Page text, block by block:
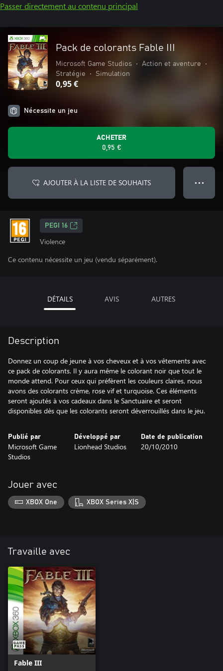
Passer directement au contenu principal
Pack de colorants Fable III
Microsoft Game Studios • Action et aventure
•
Stratégie
• Simulation
0,95 €
Nécessite un jeu
ACHETER
0,95 €
AJOUTER À LA LISTE DE SOUHAITS ● ● ●
PEGI 16
Violence
Ce contenu nécessite un jeu (vendu séparément).
DÉTAILS AVIS AUTRES
Description
Donnez un coup de jeune à vos cheveux et à vos vêtements avec
ce pack de colorants. Il y aura même le colorant noir que tout le
monde attend. Pour ceux qui préfèrent les couleurs claires, nous
avons des colorants crème, rose vif et turquoise. Ces éléments
seront ajoutés à vos cadeaux dans le Sanctuaire et seront
disponibles dès que les colorants seront déverrouillés dans le jeu.
Publié par
Microsoft Game
Studios
Développé par
Lionhead Studios
Date de publication
20/10/2010
Jouer avec
XBOX One XBOX Series X|S
Travaille avec
Fable III